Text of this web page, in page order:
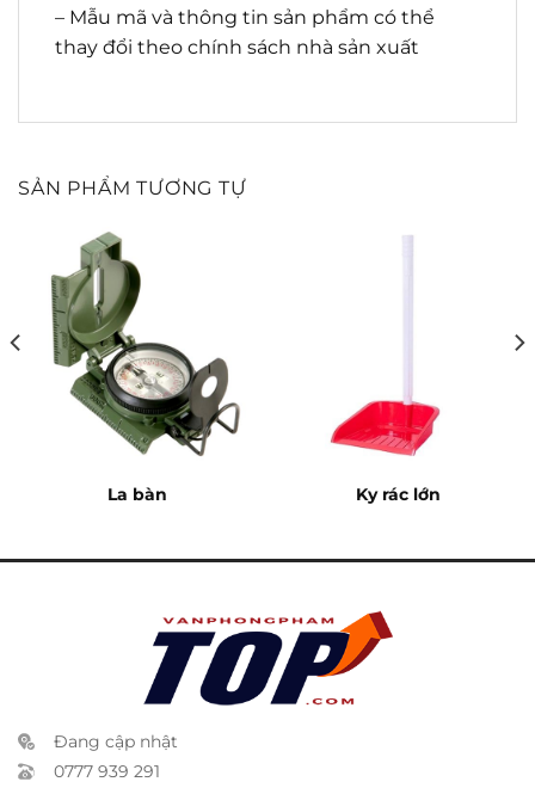
– Mẫu mã và thông tin sản phẩm có thể
thay đổi theo chính sách nhà sản xuất
SẢN PHẨM TƯƠNG TỰ
La bàn Ky rác lớn
Đang cập nhật
0777 939 291